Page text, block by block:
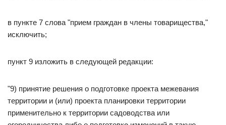
в пункте 7 слова "прием граждан в члены товарищества,"
исключить;
пункт 9 изложить в следующей редакции:
"9) принятие решения о подготовке проекта межевания
территории и (или) проекта планировки территории
применительно к территории садоводства или